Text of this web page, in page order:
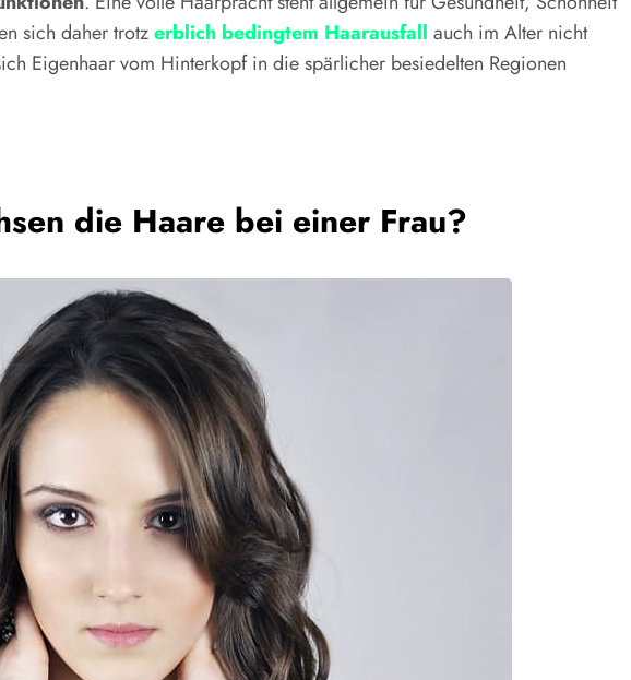
sich daher trotzerblich bedingtem Haarausfall auch im Alter nicht
Eigenhaar vom Hinterkopf in die spärlicher besiedelten Regionen
die Haare bei einer Frau?